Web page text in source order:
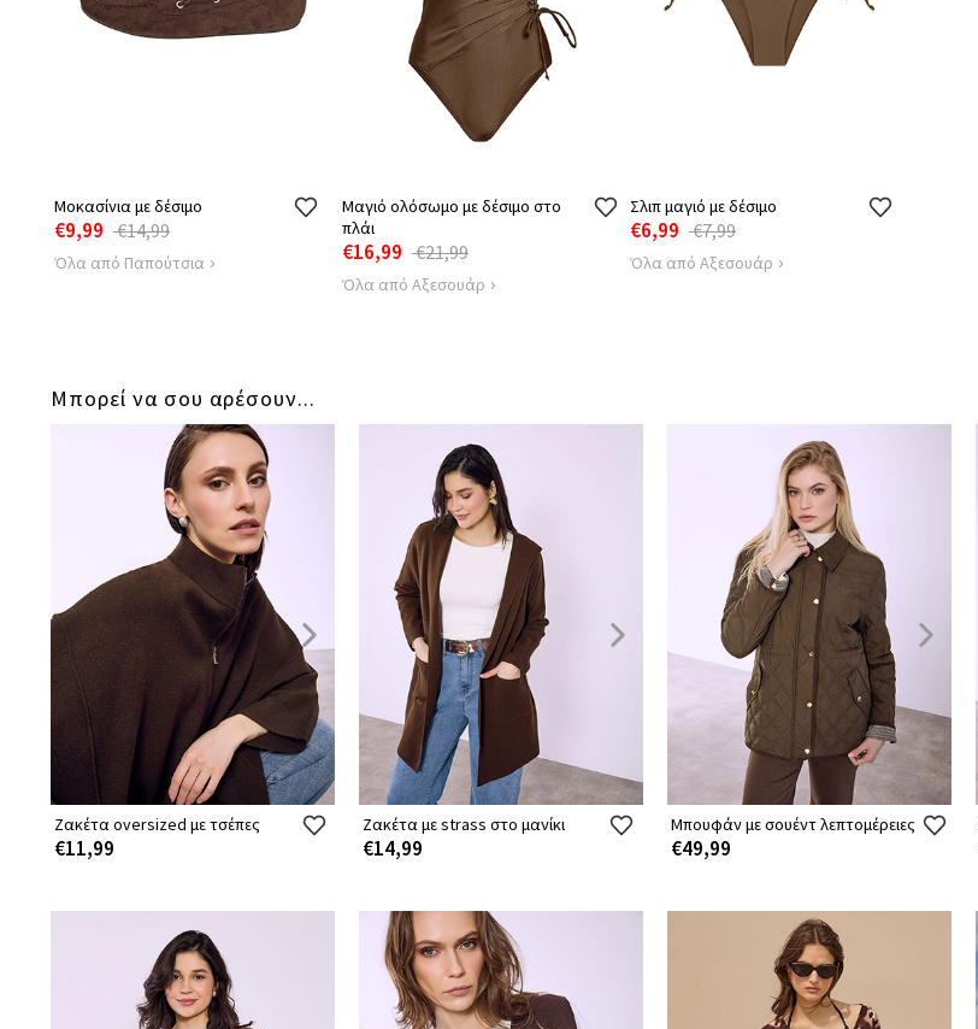
Μοκασίνια με δέσιμο
€9,99 €14,99
Όλα από Παπούτσια
Μαγιό ολόσωμο με δέσιμο στο
πλάι
€16,99 €21,99
Όλα από Αξεσουάρ
Σλιπ μαγιό με δέσιμο
€6,99 €7,99
Όλα από Αξεσουάρ
Μπορεί να σου αρέσουν...
Ζακέτα oversized με τσέπες
€11,99
Ζακέτα με strass στο μανίκι
€14,99
Μπουφάν με σουέντ λεπτομέρειες
€49,99